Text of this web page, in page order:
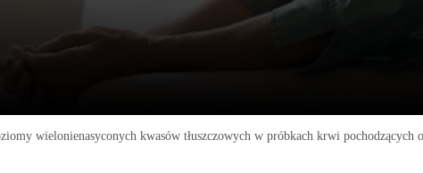
wielonienasyconych kwasów tłuszczowych w próbkach krwi pochodzących